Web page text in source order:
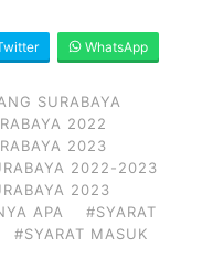
WhatsApp
SURABAYA
2022
2023
2022-2023
2023
APA
#SYARAT
#SYARAT MASUK